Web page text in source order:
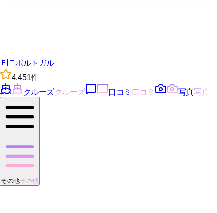
🇵🇹ポルトガル
4.451件
クルーズクルーズ 口コミ 口コミ 写真写真
その他その他